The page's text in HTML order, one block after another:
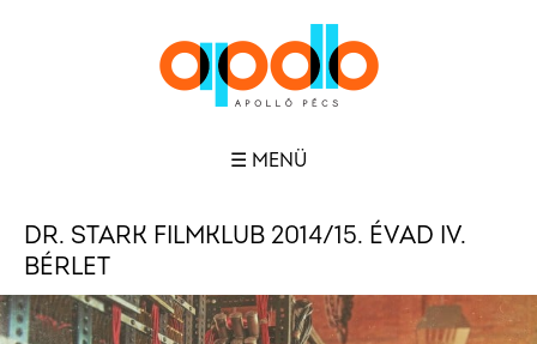
☰ MENÜ
DR. STARK FILMKLUB 2014/15. ÉVAD IV.
BÉRLET